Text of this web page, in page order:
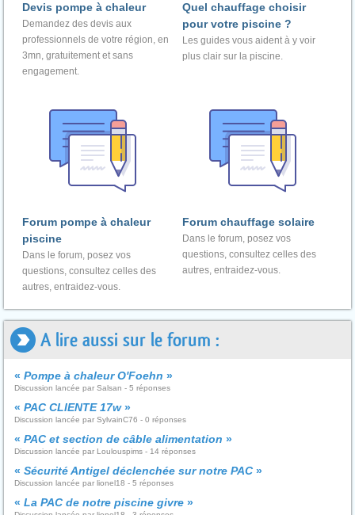
Devis pompe à chaleur
Demandez des devis aux
professionnels de votre région, en
3mn, gratuitement et sans
engagement.
Quel chauffage choisir
pour votre piscine ?
Les guides vous aident à y voir
plus clair sur la piscine.
Forum pompe à chaleur
piscine
Dans le forum, posez vos
questions, consultez celles des
autres, entraidez-vous.
Forum chauffage solaire
Dans le forum, posez vos
questions, consultez celles des
autres, entraidez-vous.
A lire aussi sur le forum :
« Pompe à chaleur O'Foehn »
Discussion lancée par Salsan - 5 réponses
« PAC CLIENTE 17w»
Discussion lancée par SylvainC76 - 0 réponses
« PAC et section de câble alimentation »
Discussion lancée par Loulouspims - 14 réponses
« Sécurité Antigel déclenchée sur notre PAC »
Discussion lancée par lionel18 - 5 réponses
« La PAC de notre piscine givre »